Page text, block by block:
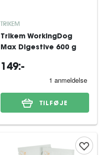
TRIKEM
Trikem WorkingDog
Max Digestive 600 g
149:-
TILFØJE